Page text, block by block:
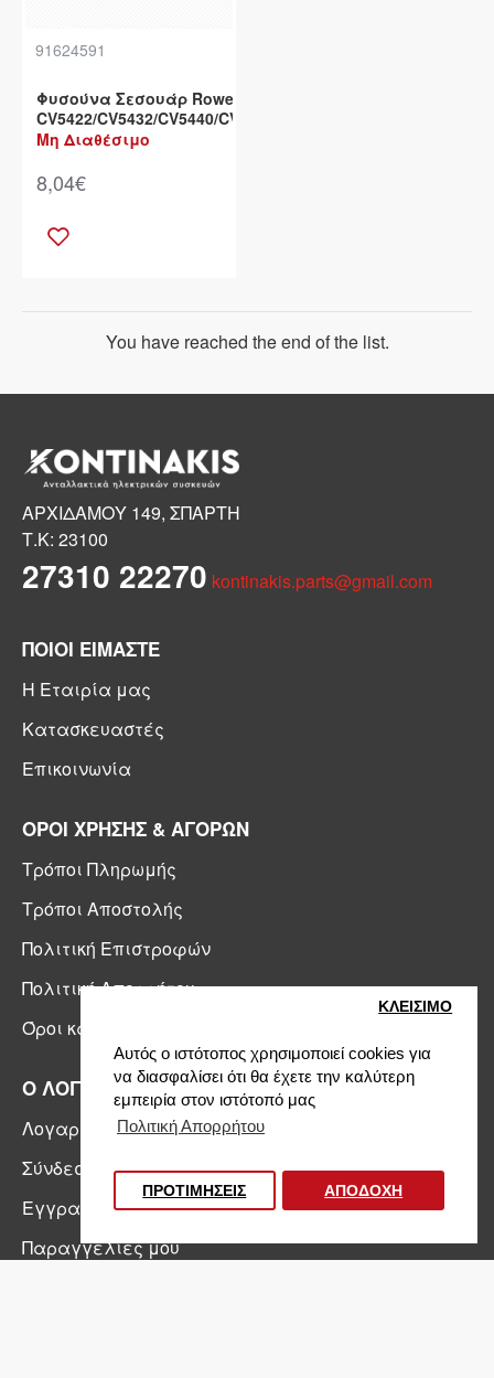
Αυτός ο ιστότοπος χρησιμοποιεί cookies για
να διασφαλίσει ότι θα έχετε την καλύτερη
εμπειρία στον ιστότοπό μας
Πολιτική Απορρήτου
ΚΛΕΙΣIΜΟ
ΠΡΟΤΙΜΗΣΕΙΣ ΑΠΟΔΟΧΗ
91624591
Φυσούνα Σεσουάρ Rowenta
CV5422/CV5432/CV5440/CV5460
Μη Διαθέσιμο
8,04€
You have reached the end of the list.
ΑΡΧΙΔΑΜΟΥ 149, ΣΠΑΡΤΗ
Τ.Κ: 23100
27310 22270 kontinakis.parts@gmail.com
ΠΟΙΟΙ ΕΙΜΑΣΤΕ
Η Εταιρία μας
Κατασκευαστές
Επικοινωνία
ΟΡΟΙ ΧΡΗΣΗΣ & ΑΓΟΡΩΝ
Τρόποι Πληρωμής
Τρόποι Αποστολής
Πολιτική Επιστροφών
Πολιτική Απορρήτου
Όροι και Προϋποθέσεις
Ο ΛΟΓΑΡΙΑΜΣΟΣ ΜΟΥ
Λογαριασμός
Σύνδεση
Εγγραφή
Παραγγελίες μου
Φίλτρα προϊόντων